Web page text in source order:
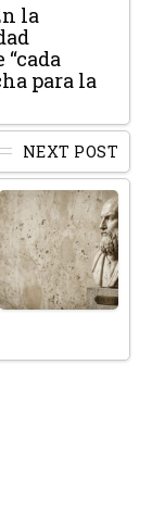
la
para la
NEXT POST